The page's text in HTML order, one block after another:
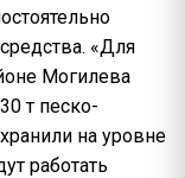
«Для
Могилева
т песко-
на уровне
работать